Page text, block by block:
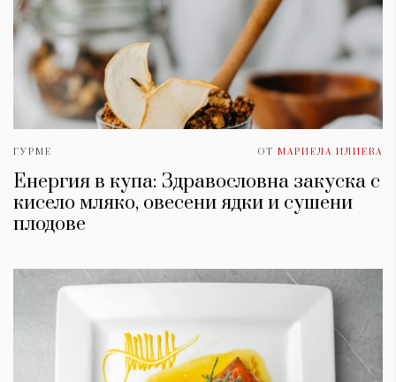
ГУРМЕ ОТ МАРИЕЛА ИЛИЕВА
Енергия в купа: Здравословна закуска с
кисело мляко, овесени ядки и сушени
плодове